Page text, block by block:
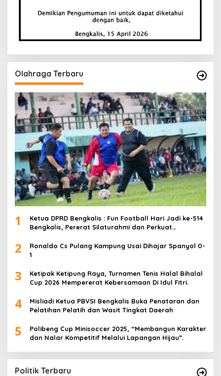
Olahraga Terbaru
1
Ketua DPRD Bengkalis : Fun Football Hari Jadi ke-514
Bengkalis, Pererat Silaturahmi dan Perkuat
2
Ronaldo Cs Pulang Kampung Usai Dihajar Spanyol 0-
1
3
Ketipak Ketipung Raya, Turnamen Tenis Halal Bihalal
Cup 2026 Mempererat Kebersamaan Di Idul Fitri.
4
Misliadi Ketua PBVSI Bengkalis Buka Penataran dan
Pelatihan Pelatih dan Wasit Tingkat Daerah
5
Polibeng Cup Minisoccer 2025, “Membangun Karakter
dan Nalar Kompetitif Melalui Lapangan Hijau”.
Politik Terbaru